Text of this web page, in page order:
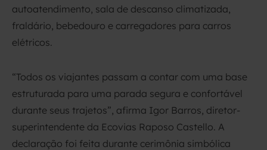
autoatendimento, sala de descanso climatizada,
fraldário, bebedouro e carregadores para carros
elétricos.
“Todos os viajantes passam a contar com uma base
estruturada para uma parada segura e confortável
durante seus trajetos”, afirma Igor Barros, diretor-
superintendente da Ecovias Raposo Castello. A
declaração foi feita durante cerimônia simbólica